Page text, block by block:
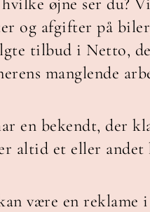
og afgifter på
tilbud i Netto,
manglende
en bekendt, der
altid et eller andet
være en reklame i